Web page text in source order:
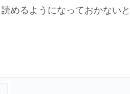
めるようになっておかない